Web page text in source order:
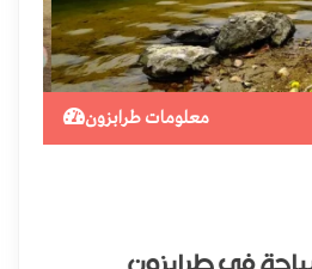
معلومات طرابزون